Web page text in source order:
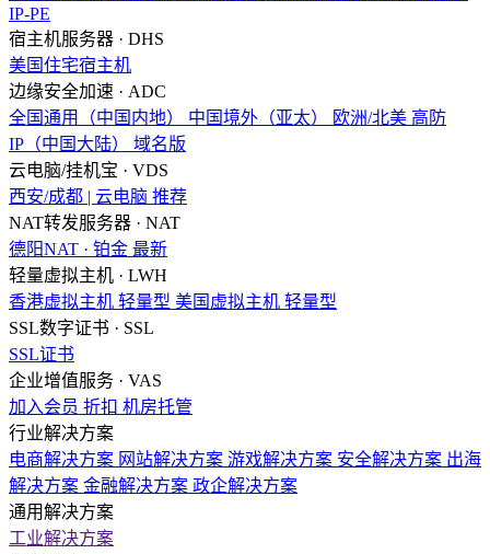
IP-PE
宿主机服务器 · DHS
美国住宅宿主机
边缘安全加速 · ADC
全国通用（中国内地）
中国境外（亚太） 欧洲/北美 高防
IP（中国大陆）
域名版
云电脑/挂机宝 · VDS
西安/成都 | 云电脑 推荐
NAT转发服务器 · NAT
德阳NAT · 铂金 最新
轻量虚拟主机 · LWH
香港虚拟主机 轻量型 美国虚拟主机 轻量型
SSL数字证书 · SSL
SSL证书
企业增值服务 · VAS
加入会员 折扣 机房托管
行业解决方案
电商解决方案 网站解决方案 游戏解决方案 安全解决方案 出海
解决方案 金融解决方案 政企解决方案
通用解决方案
工业解决方案